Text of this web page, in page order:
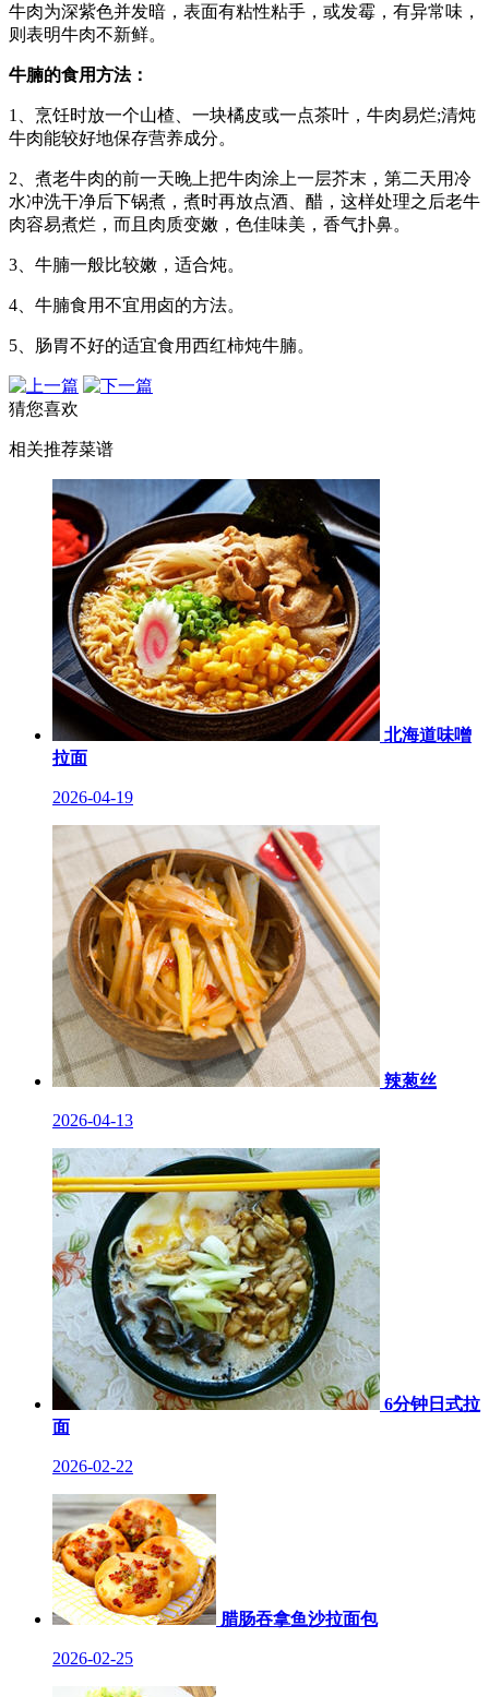
牛肉为深紫色并发暗，表面有粘性粘手，或发霉，有异常味，
则表明牛肉不新鲜。
牛腩的食用方法：
1、烹饪时放一个山楂、一块橘皮或一点茶叶，牛肉易烂;清炖
牛肉能较好地保存营养成分。
2、煮老牛肉的前一天晚上把牛肉涂上一层芥末，第二天用冷
水冲洗干净后下锅煮，煮时再放点酒、醋，这样处理之后老牛
肉容易煮烂，而且肉质变嫩，色佳味美，香气扑鼻。
3、牛腩一般比较嫩，适合炖。
4、牛腩食用不宜用卤的方法。
5、肠胃不好的适宜食用西红柿炖牛腩。
猜您喜欢
相关推荐菜谱
北海道味噌
拉面
2026-04-19
辣葱丝
2026-04-13
6分钟日式拉
面
2026-02-22
腊肠吞拿鱼沙拉面包
2026-02-25